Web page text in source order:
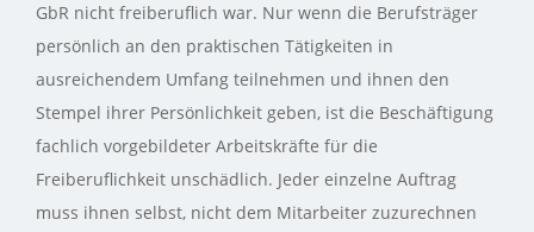
GbR nicht freiberuflich war. Nur wenn die Berufsträger
persönlich an den praktischen Tätigkeiten in
ausreichendem Umfang teilnehmen und ihnen den
Stempel ihrer Persönlichkeit geben, ist die Beschäftigung
fachlich vorgebildeter Arbeitskräfte für die
Freiberuflichkeit unschädlich. Jeder einzelne Auftrag
muss ihnen selbst, nicht dem Mitarbeiter zuzurechnen